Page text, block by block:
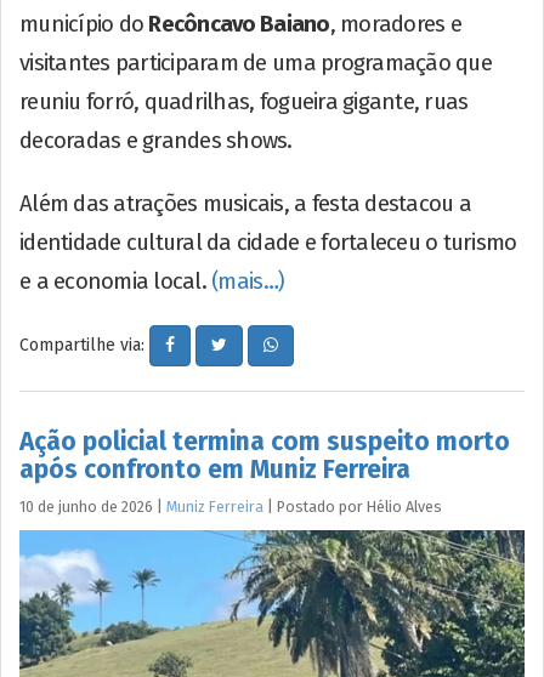
município do Recôncavo Baiano, moradores e
visitantes participaram de uma programação que
reuniu forró, quadrilhas, fogueira gigante, ruas
decoradas e grandes shows.
Além das atrações musicais, a festa destacou a
identidade cultural da cidade e fortaleceu o turismo
e a economia local. (mais…)
Compartilhe via:
Ação policial termina com suspeito morto
após confronto em Muniz Ferreira
10 de junho de 2026 Muniz Ferreira Postado por Hélio Alves